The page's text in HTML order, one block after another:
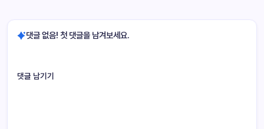
댓글 없음! 첫 댓글을 남겨보세요.
댓글 남기기